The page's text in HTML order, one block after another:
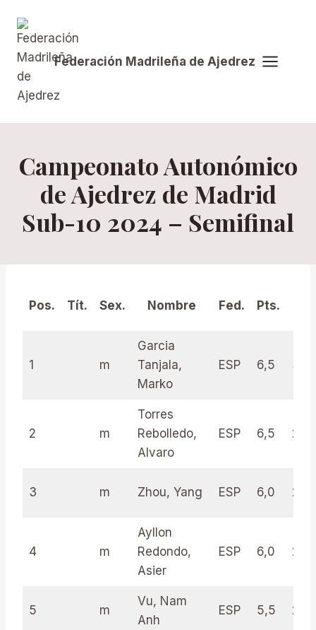
contenido
Federación Madrileña de Ajedrez
Campeonato Autonómico
de Ajedrez de Madrid
Sub-10 2024 – Semifinal
Pos. Tít. Sex. Nombre Fed. Pts.
1 m
Garcia
Tanjala,
Marko
ESP 6,5 31.5
2 m
Torres
Rebolledo,
Alvaro
ESP 6,5
3 m Zhou, Yang ESP 6,0
4 m
Ayllon
Redondo,
Asier
ESP 6,0 24.0
5 m
Vu, Nam
Anh
ESP 5,5